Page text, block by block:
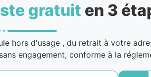
gratuit en 3
hors d'usage , du retrait à votre
engagement, conforme à la